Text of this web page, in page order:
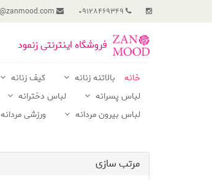
فروشگاه اینترنتی زنمود
خانه بالاتنه زنانه کیف زنانه
لباس پسرانه
لباس دخترانه
لباس بیرون مردانه
ورزشی مردانه
مرتب سازی